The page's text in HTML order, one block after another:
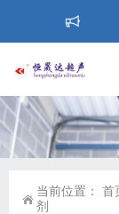
当前位置： 首
剂